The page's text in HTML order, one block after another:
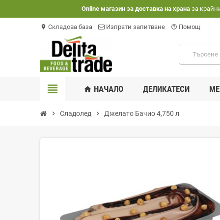
Оnline магазин за доставка на храназа
location_on Складова база Изпрати запитване help_outline Помощ
view_headline home НАЧАЛО ДЕЛИКАТЕСИ
chevron_right Сладолед chevron_right Джелато Бачио 4,750 л